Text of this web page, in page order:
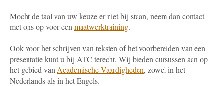
Mocht de taal van uw keuze er niet bij staan, neem dan contact
met ons op voor een maatwerktraining.
Ook voor het schrijven van teksten of het voorbereiden van een
presentatie kunt u bij ATC terecht. Wij bieden cursussen aan op
het gebied van Academische Vaardigheden, zowel in het
Nederlands als in het Engels.